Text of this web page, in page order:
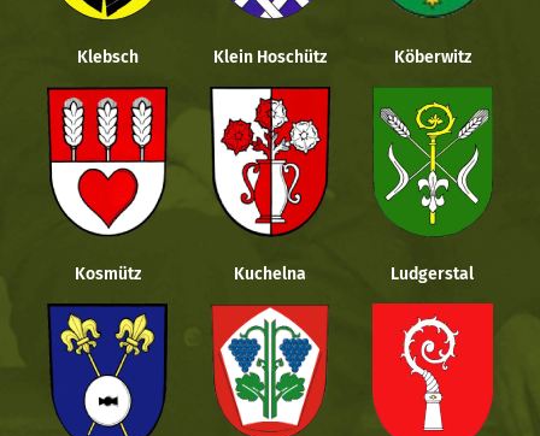
Klebsch Klein Hoschütz Köberwitz
Kosmütz Kuchelna Ludgerstal